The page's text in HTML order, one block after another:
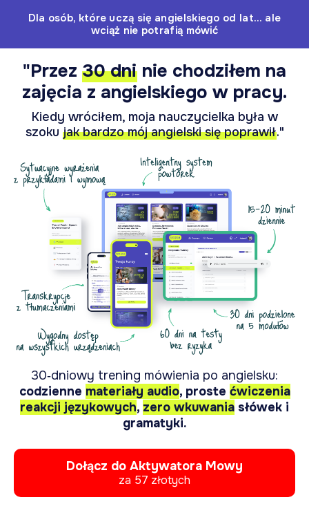
Dla osób, które uczą się angielskiego od lat… ale
wciąż nie potrafią mówić
"Przez 30 dni nie chodziłem na
zajęcia z angielskiego w pracy.
Kiedy wróciłem, moja nauczycielka była w
szoku jak bardzo mój angielski się poprawił."
30‑dniowy trening mówienia po angielsku:
codzienne materiały audio, proste ćwiczenia
reakcji językowych, zero wkuwania słówek i
gramatyki.
Dołącz do Aktywatora Mowy
za 57 złotych